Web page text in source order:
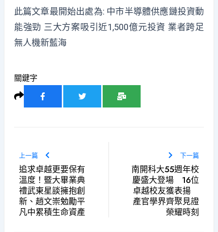
此篇文章最開始出處為: 中市半導體供應鏈投資動
能強勁 三大方案吸引近1,500億元投資 業者跨足
無人機新藍海
關鍵字
上一篇
追求卓越更要保有
溫度！暨大畢業典
禮武東星談擁抱創
新、趙文崇勉勵平
凡中累積生命資產
下一篇
南開科大55週年校
慶盛大登場 16位
卓越校友獲表揚
產官學界齊聚見證
榮耀時刻